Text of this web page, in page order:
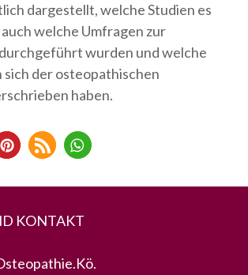
dargestellt, welche Studien es
welche Umfragen zur
wurden und welche
der osteopathischen
haben.
KONTAKT